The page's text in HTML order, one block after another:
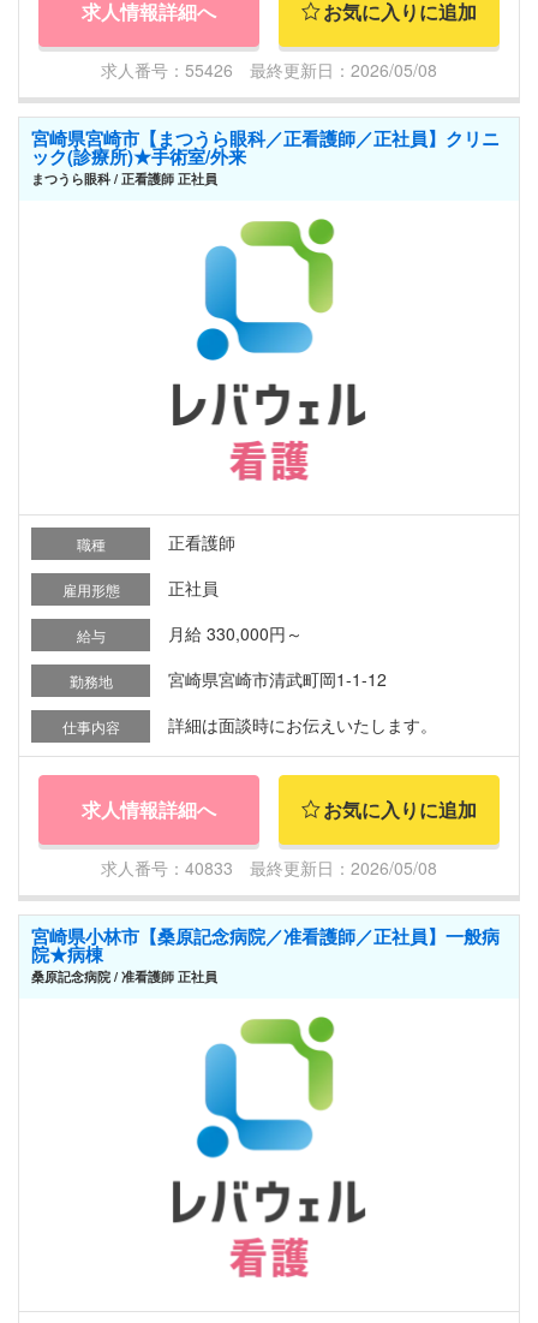
求人情報詳細へ お気に入りに追加
求人番号：55426 最終更新日：2026/05/08
宮崎県宮崎市【まつうら眼科／正看護師／正社員】クリニ
ック(診療所)★手術室/外来
まつうら眼科 / 正看護師 正社員
職種 正看護師
雇用形態 正社員
給与 月給 330,000円～
勤務地 宮崎県宮崎市清武町岡1-1-12
仕事内容 詳細は面談時にお伝えいたします。
求人情報詳細へ お気に入りに追加
求人番号：40833 最終更新日：2026/05/08
宮崎県小林市【桑原記念病院／准看護師／正社員】一般病
院★病棟
桑原記念病院 / 准看護師 正社員